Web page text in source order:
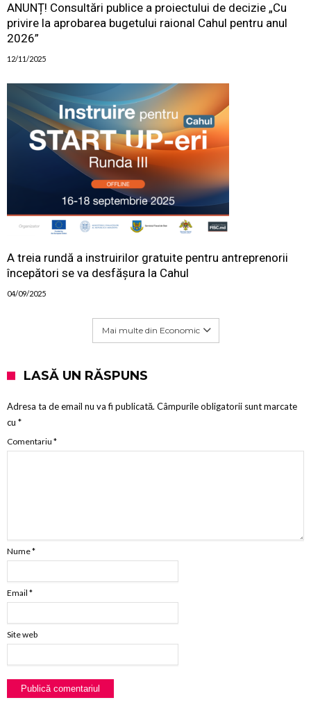
ANUNȚ! Consultări publice a proiectului de decizie „Cu
privire la aprobarea bugetului raional Cahul pentru anul
2026”
12/11/2025
A treia rundă a instruirilor gratuite pentru antreprenorii
începători se va desfășura la Cahul
04/09/2025
Mai multe din Economic
LASĂ UN RĂSPUNS
Adresa ta de email nu va fi publicată. Câmpurile obligatorii sunt marcate
cu *
Comentariu *
Nume*
Email *
Site web